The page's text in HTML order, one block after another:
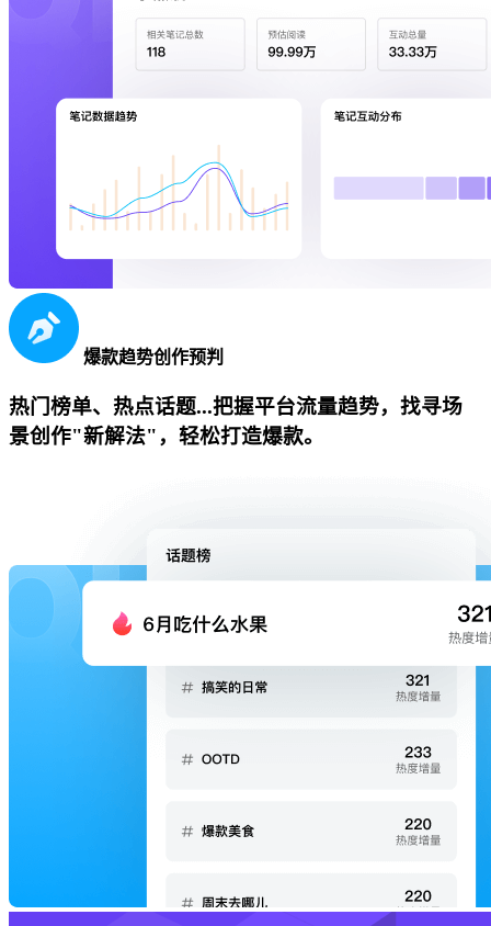
爆款趋势创作预判
热门榜单、热点话题...把握平台流量趋势，找寻场
景创作"新解法"，轻松打造爆款。